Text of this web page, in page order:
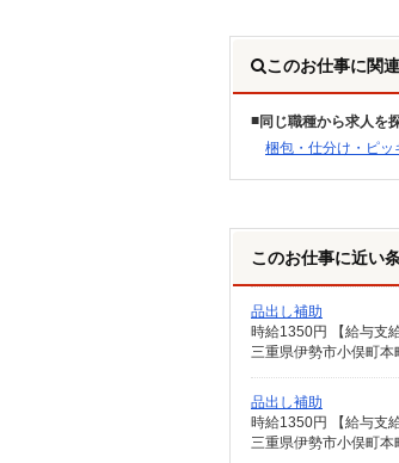
このお仕事に関
同じ職種から求人を
梱包・仕分け・ピッ
このお仕事に近い
品出し補助
時給1350円 【給与支
三重県伊勢市小俣町本
品出し補助
時給1350円 【給与支
三重県伊勢市小俣町本